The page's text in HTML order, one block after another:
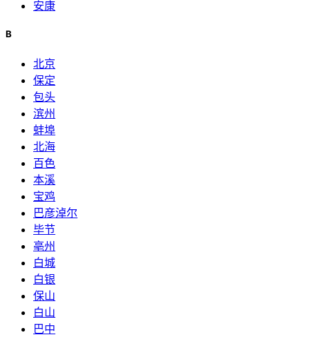
安康
B
北京
保定
包头
滨州
蚌埠
北海
百色
本溪
宝鸡
巴彦淖尔
毕节
亳州
白城
白银
保山
白山
巴中